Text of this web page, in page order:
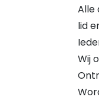
Alle
lid
Wij